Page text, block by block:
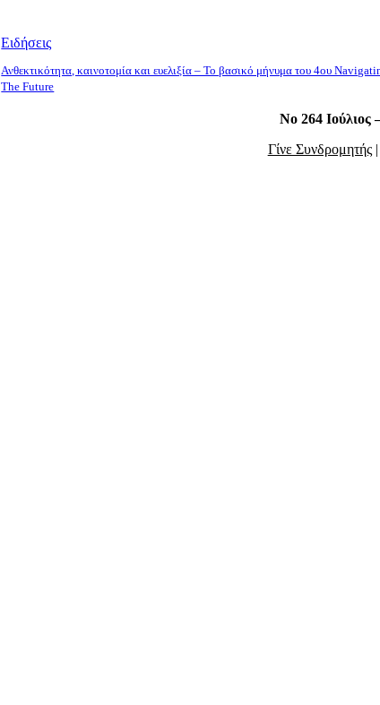
Ειδήσεις
Ανθεκτικότητα, καινοτομία και ευελιξία – Το βασικό μήνυμα του 4ου
The Future
Νο 264 Ιούλιος
Γίνε Συνδρομητής|